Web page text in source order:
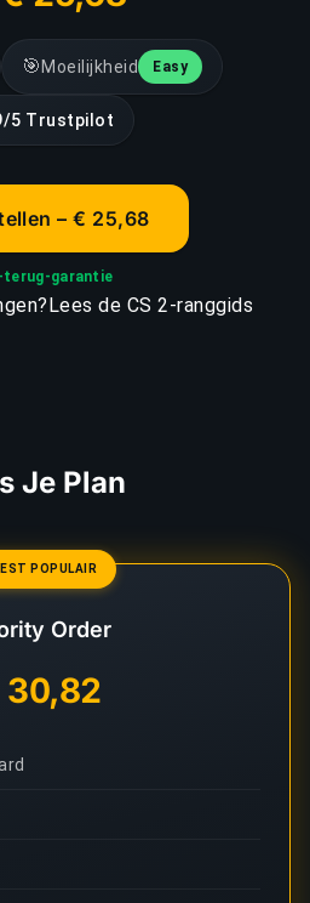
🎯Moeilijkheid Easy
5 Trustpilot
– € 25,68
terug-garantie
Lees de CS 2-ranggids
Je Plan
POPULAIR
Order
30,82